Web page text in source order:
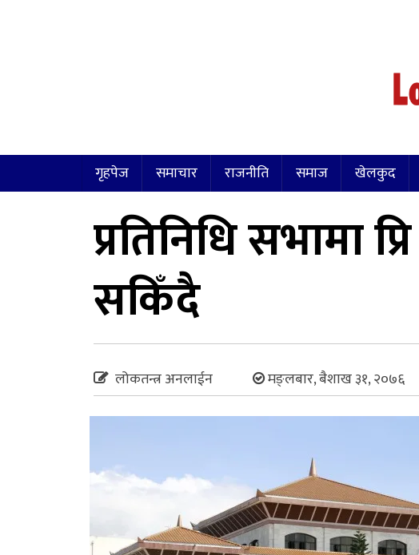
गृहपेज समाचार राजनीति समाज खेलकुद
प्रतिनिधि
सकिँदै
लोकतन्त्र अनलाईन मङ्लबार, बैशाख ३१, २०७६